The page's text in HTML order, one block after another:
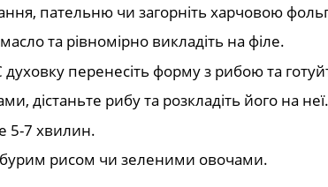
пательню чи загорніть харчовою
та рівномірно викладіть на філе.
духовку перенесіть форму з рибою та
дістаньте рибу та розкладіть його на неї.
5-7 хвилин.
рисом чи зеленими овочами.